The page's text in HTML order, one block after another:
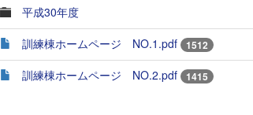
平成30年度
訓練棟ホームページ NO.1.pdf
1512
訓練棟ホームページ NO.2.pdf
1415